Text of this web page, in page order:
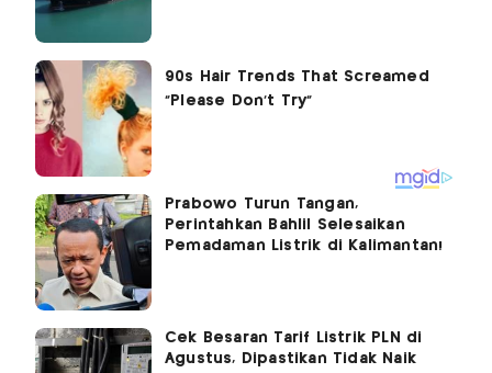
Prabowo Turun Tangan,
Perintahkan Bahlil Selesaikan
Pemadaman Listrik di Kalimantan!
Cek Besaran Tarif Listrik PLN di
Agustus, Dipastikan Tidak Naik